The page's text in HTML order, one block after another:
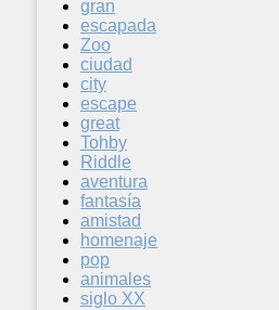
gran
escapada
Zoo
ciudad
city
escape
great
Tohby
Riddle
aventura
fantasía
amistad
homenaje
pop
animales
siglo XX